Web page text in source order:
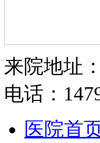
来院地址
电话：
医院首